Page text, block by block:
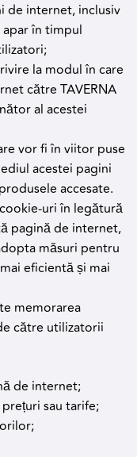
de internet, inclusiv
în timpul
la modul în care
către TAVERNA
al acestei
vor fi în viitor puse
acestei pagini
accesate.
uri în legătură
pagină de internet,
măsuri pentru
eficientă și mai
memorarea
către utilizatorii
de internet;
sau tarife;